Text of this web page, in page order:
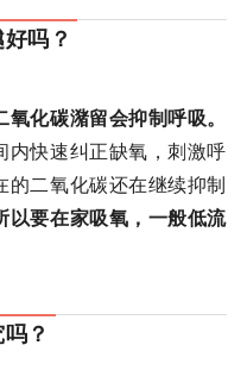
吗？
化碳潴留会抑制呼吸。
内快速纠正缺氧，刺激呼
二氧化碳还在继续抑制
以要在家吸氧，一般低流
？